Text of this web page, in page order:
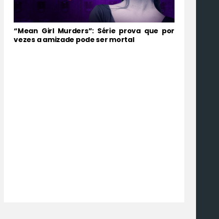
“Mean Girl Murders”: Série prova que por
vezes a amizade pode ser mortal